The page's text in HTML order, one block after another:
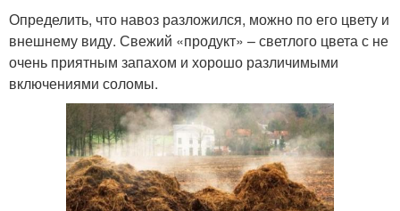
Определить, что навоз разложился, можно по его цвету и
внешнему виду. Свежий «продукт» – светлого цвета с не
очень приятным запахом и хорошо различимыми
включениями соломы.